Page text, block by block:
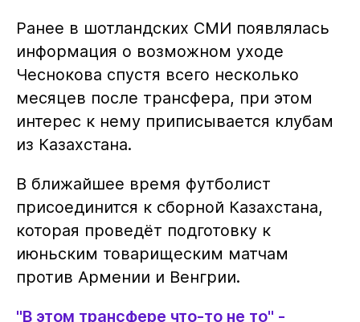
Ранее в шотландских СМИ появлялась
информация о возможном уходе
Чеснокова спустя всего несколько
месяцев после трансфера, при этом
интерес к нему приписывается клубам
из Казахстана.
В ближайшее время футболист
присоединится к сборной Казахстана,
которая проведёт подготовку к
июньским товарищеским матчам
против Армении и Венгрии.
"В этом трансфере что-то не то" -